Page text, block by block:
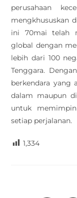
perusahaan
mengkhususkan
ini 70mai telah
global dengan
lebih dari 100
Tenggara.
berkendara yang
dalam maupun
untuk
setiap perjalanan.
1,334